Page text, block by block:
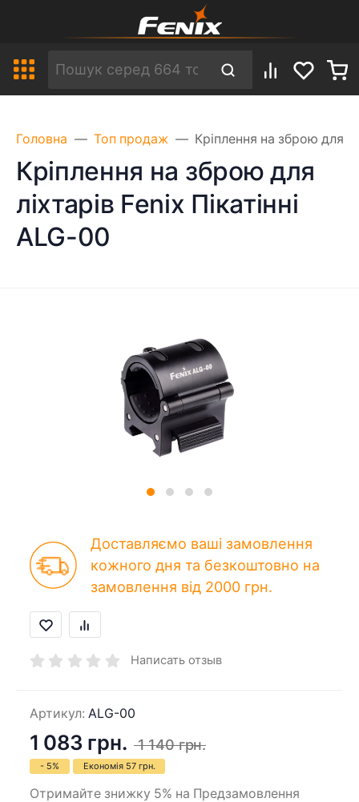
Головна Топ продаж Кріплення на зброю для
Кріплення на зброю для
ліхтарів Fenix Пікатінні
ALG-00
Доставляємо ваші замовлення
кожного дня та безкоштовно на
замовлення від 2000 грн.
Написать отзыв
Артикул: ALG-00
1 083 грн. 1 140 грн.
- 5% Економія 57 грн.
Отримайте знижку 5% на Предзамовлення